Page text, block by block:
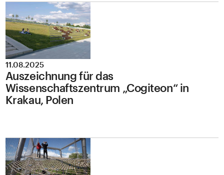
11.08.2025
Auszeichnung für das
Wissenschaftszentrum „Cogiteon“ in
Krakau, Polen